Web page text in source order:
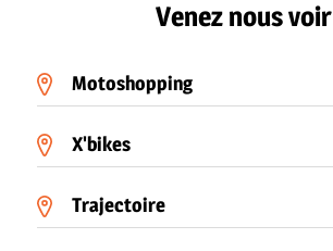
Venez nous voir
Motoshopping
X'bikes
Trajectoire